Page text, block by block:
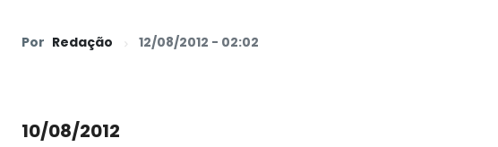
Por Redação 12/08/2012 - 02:02
10/08/2012